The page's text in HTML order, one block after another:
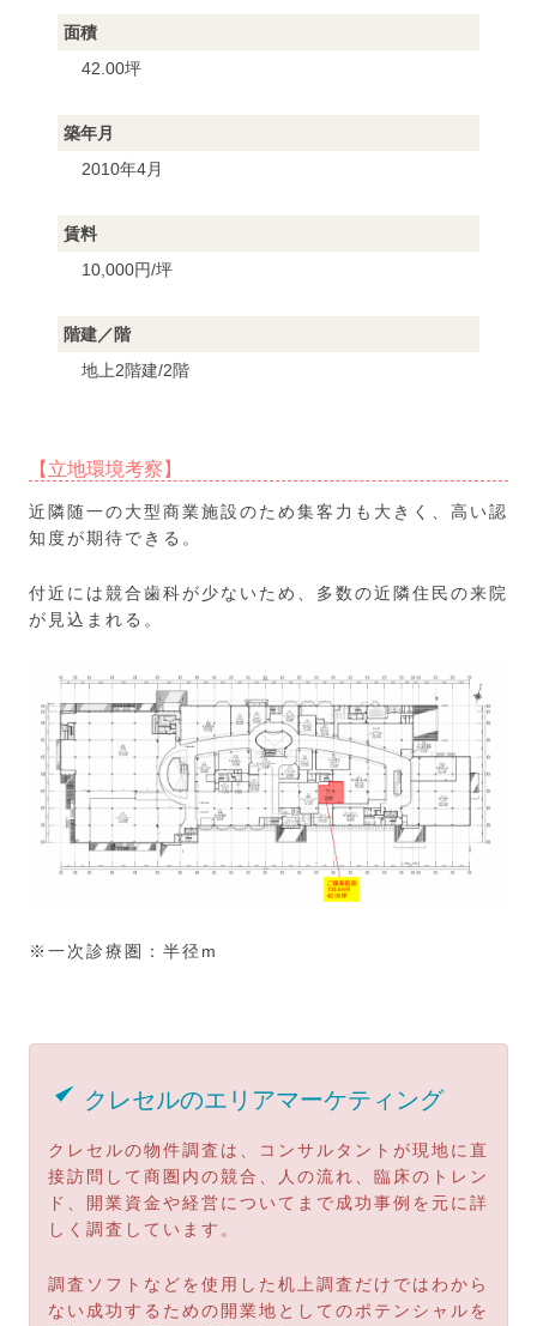
面積
42.00坪
築年月
2010年4月
賃料
10,000円/坪
階建／階
地上2階建/2階
【立地環境考察】
近隣随一の大型商業施設のため集客力も大きく、高い認
知度が期待できる。
付近には競合歯科が少ないため、多数の近隣住民の来院
が見込まれる。
※一次診療圏：半径m
クレセルのエリアマーケティング
クレセルの物件調査は、コンサルタントが現地に直
接訪問して商圏内の競合、人の流れ、臨床のトレン
ド、開業資金や経営についてまで成功事例を元に詳
しく調査しています。
調査ソフトなどを使用した机上調査だけではわから
ない成功するための開業地としてのポテンシャルを